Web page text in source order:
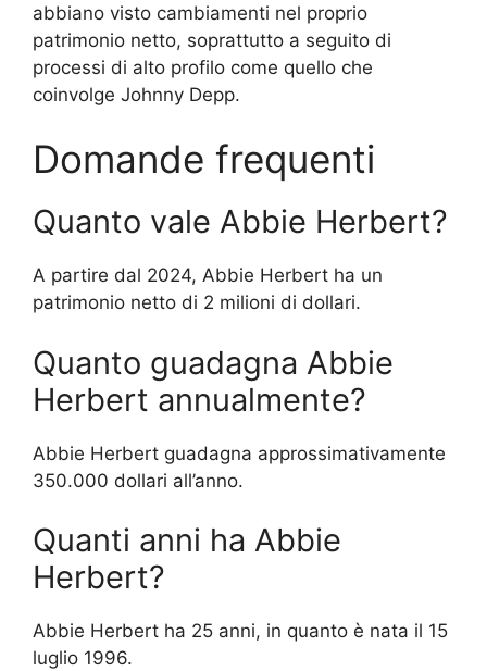
abbiano visto cambiamenti nel proprio
patrimonio netto, soprattutto a seguito di
processi di alto profilo come quello che
coinvolge Johnny Depp.
Domande frequenti
Quanto vale Abbie Herbert?
A partire dal 2024, Abbie Herbert ha un
patrimonio netto di 2 milioni di dollari.
Quanto guadagna Abbie
Herbert annualmente?
Abbie Herbert guadagna approssimativamente
350.000 dollari all’anno.
Quanti anni ha Abbie
Herbert?
Abbie Herbert ha 25 anni, in quanto è nata il 15
luglio 1996.